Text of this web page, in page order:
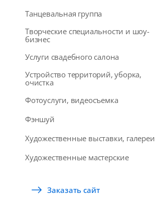
Танцевальная группа
Творческие специальности и шоу-
бизнес
Услуги свадебного салона
Устройство территорий, уборка,
очистка
Фотоуслуги, видеосъемка
Фэншуй
Художественные выставки, галереи
Художественные мастерские
Заказать сайт